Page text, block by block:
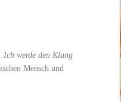
Ich werde den Klang
Mensch und